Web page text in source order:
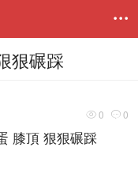

狠碾踩
 0  0
膝頂 狠狠碾踩